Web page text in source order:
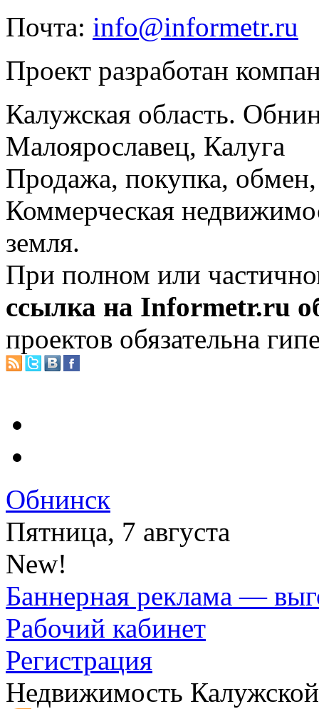
Почта: info@informetr.ru
Проект разработан
Калужская область.
Малоярославец, Калуга
Продажа, покупка, обмен,
Коммерческая
земля.
При полном или
ссылка на Informetr.ru
проектов обязательна
Обнинск
Пятница, 7 августа
New!
Баннерная реклама —
Рабочий кабинет
Регистрация
Недвижимость